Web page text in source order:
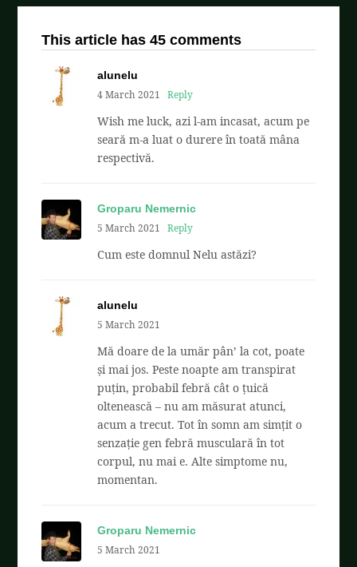
This article has 45 comments
alunelu
4 March 2021
Reply
Wish me luck, azi l-am incasat, acum pe
seară m-a luat o durere în toată mâna
respectivă.
Groparu Nemernic
5 March 2021
Reply
Cum este domnul Nelu astăzi?
alunelu
5 March 2021
Mă doare de la umăr pân’ la cot, poate
și mai jos. Peste noapte am transpirat
puțin, probabil febră cât o țuică
oltenească – nu am măsurat atunci,
acum a trecut. Tot în somn am simțit o
senzație gen febră musculară în tot
corpul, nu mai e. Alte simptome nu,
momentan.
Groparu Nemernic
5 March 2021